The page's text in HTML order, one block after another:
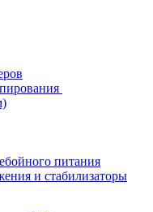
питания
и стабилизаторы